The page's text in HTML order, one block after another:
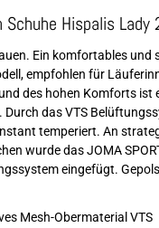
Schuhe Hispalis Lady
Ein komfortables und
empfohlen für
des hohen Komforts ist
Durch das VTS
temperiert. An
wurde das JOMA
eingefügt.
Mesh-Obermaterial VTS